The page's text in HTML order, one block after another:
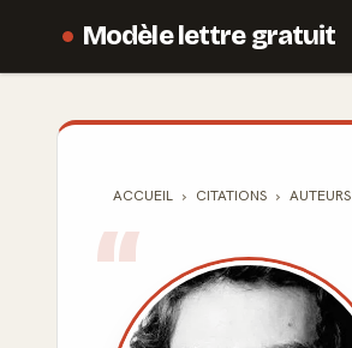
Modèle lettre gratuit
ACCUEIL CITATIONS AUTEURS